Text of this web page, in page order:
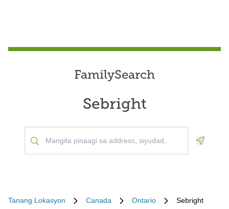
FamilySearch
Sebright
Tanang Lokasyon Canada Ontario Sebright